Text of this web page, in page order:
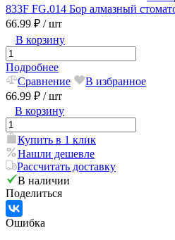
833F FG.014 Бор алмазный
66.99 ₽ / шт
В корзину
Подробнее
Сравнение
В избранное
66.99 ₽ / шт
В корзину
Купить в 1 клик
Нашли дешевле
Рассчитать доставку
В наличии
Поделиться
Ошибка